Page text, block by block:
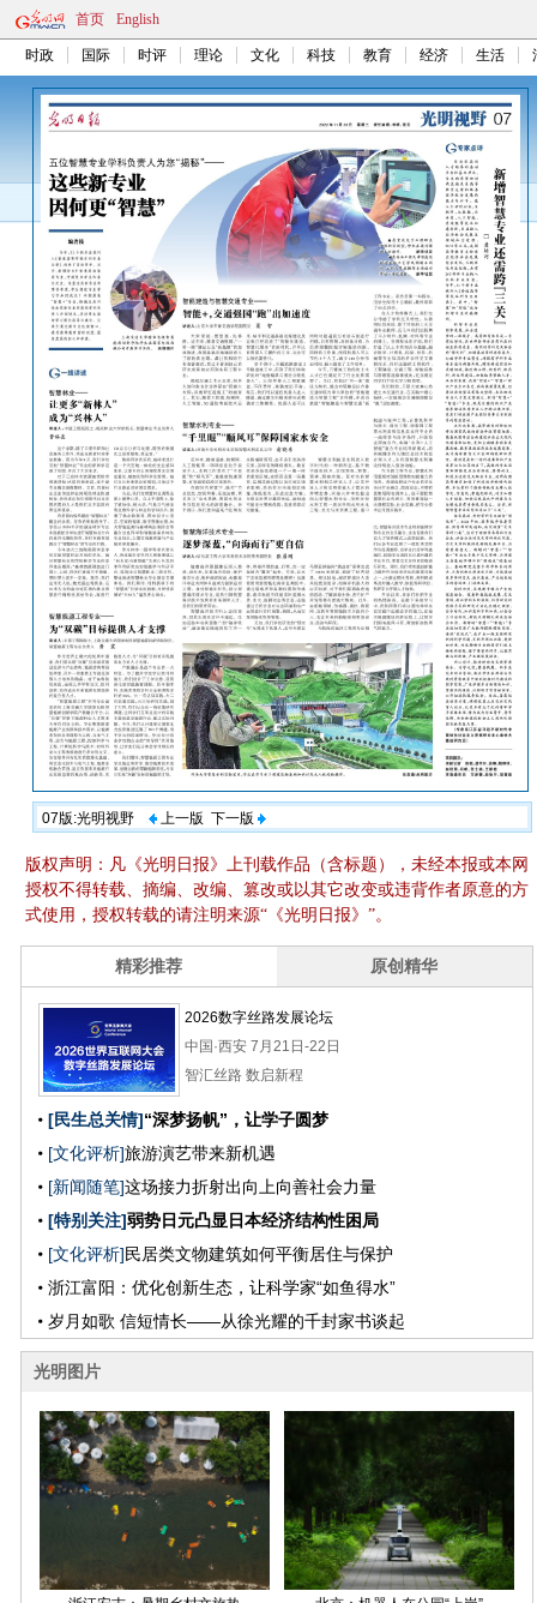
首页 English
时政 国际 时评 理论 文化 科技 教育 经济 生活
07版:光明视野 上一版 下一版
版权声明：凡《光明日报》上刊载作品（含标题），未经本报或本网
授权不得转载、摘编、改编、篡改或以其它改变或违背作者原意的方
式使用，授权转载的请注明来源“《光明日报》”。